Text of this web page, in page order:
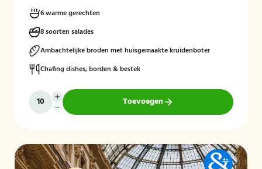
zoals eendenborst, gamba’s, biefstukreepjes en buikspek,
geserveerd met bijgerechten zoals gewokte groenten en
aardappeltjes.
6 warme gerechten
8 soorten salades
Ambachtelijke broden met huisgemaakte kruidenboter
Chafing dishes, borden & bestek
Toevoegen